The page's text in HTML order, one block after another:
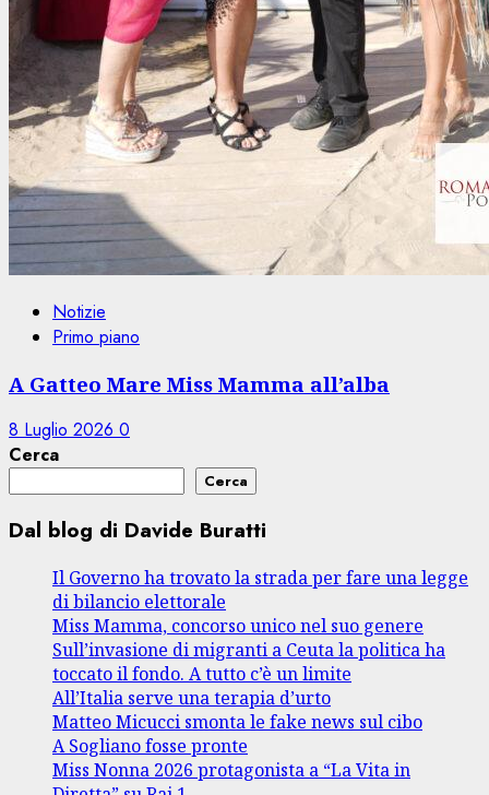
Notizie
Primo piano
A Gatteo Mare Miss Mamma all’alba
8 Luglio 2026 0
Cerca
Cerca
Dal blog di Davide Buratti
Il Governo ha trovato la strada per fare una legge
di bilancio elettorale
Miss Mamma, concorso unico nel suo genere
Sull’invasione di migranti a Ceuta la politica ha
toccato il fondo. A tutto c’è un limite
All’Italia serve una terapia d’urto
Matteo Micucci smonta le fake news sul cibo
A Sogliano fosse pronte
Miss Nonna 2026 protagonista a “La Vita in